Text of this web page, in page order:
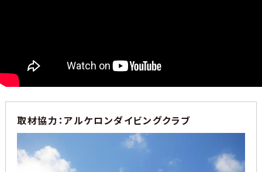
取材協力：アルケロンダイビングクラブ